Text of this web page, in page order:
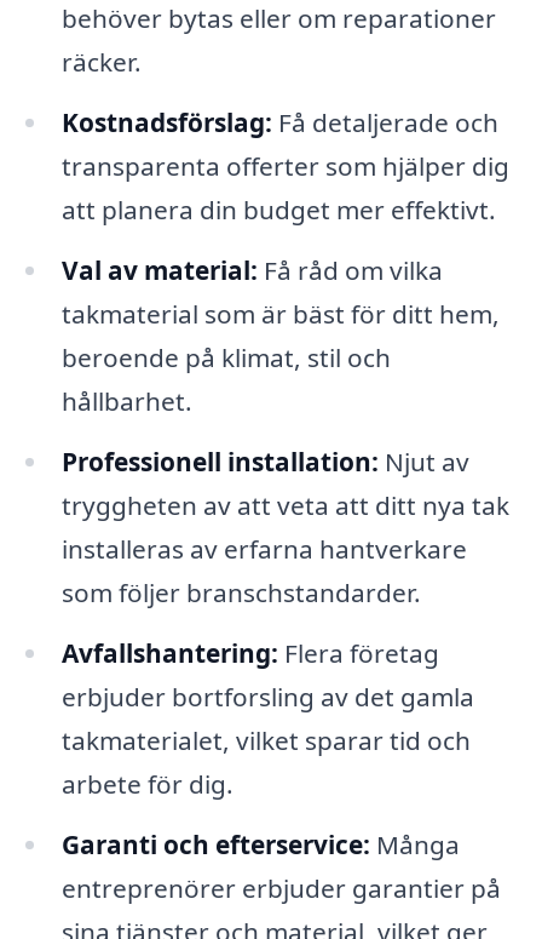
behöver bytas eller om reparationer
räcker.
Kostnadsförslag: Få detaljerade och
transparenta offerter som hjälper dig
att planera din budget mer effektivt.
Val av material: Få råd om vilka
takmaterial som är bäst för ditt hem,
beroende på klimat, stil och
hållbarhet.
Professionell installation: Njut av
tryggheten av att veta att ditt nya tak
installeras av erfarna hantverkare
som följer branschstandarder.
Avfallshantering: Flera företag
erbjuder bortforsling av det gamla
takmaterialet, vilket sparar tid och
arbete för dig.
Garanti och efterservice: Många
entreprenörer erbjuder garantier på
sina tjänster och material, vilket ger